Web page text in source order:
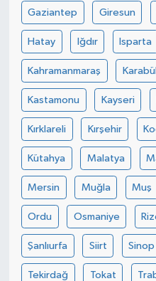
Gaziantep Giresun
Hatay Iğdır Isparta
Kahramanmaraş
Kastamonu Kayseri
Kırklareli Kırşehir
Kütahya Malatya
Mersin Muğla Muş
Ordu Osmaniye
Şanlıurfa Siirt Sinop
Tekirdağ Tokat